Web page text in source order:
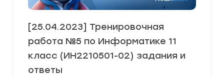
[25.04.2023] Тренировочная
работа №5 по Информатике 11
класс (ИН2210501-02) задания и
ответы